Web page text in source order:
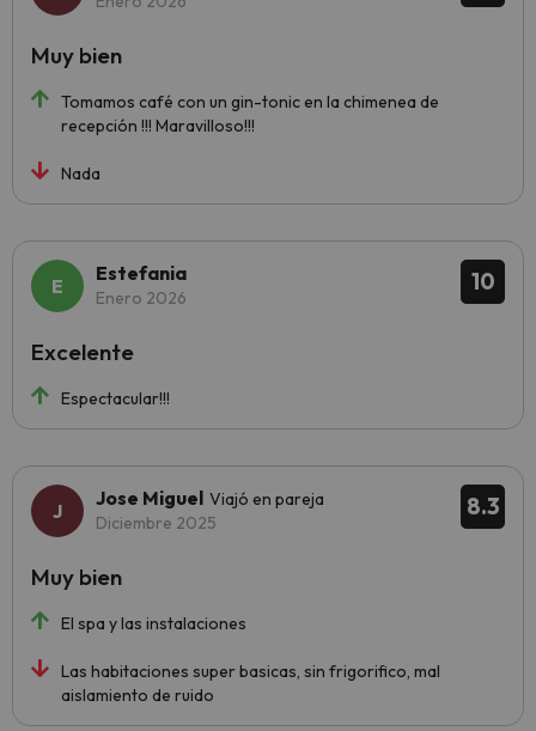
Tomamos café con un gin-tonic en la chimenea de
recepción !!! Maravilloso!!!
Nada
Muy bien
10
Estefania
Enero 2026
Espectacular!!!
Excelente
8.3
Jose Miguel Viajó en pareja
Diciembre 2025
El spa y las instalaciones
Las habitaciones super basicas, sin frigorifico, mal
aislamiento de ruido
Muy bien